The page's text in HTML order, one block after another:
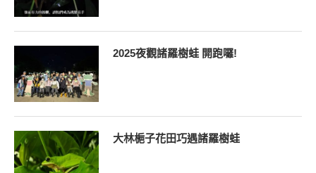
2025夜觀諸羅樹蛙 開跑囉!
大林梔子花田巧遇諸羅樹蛙